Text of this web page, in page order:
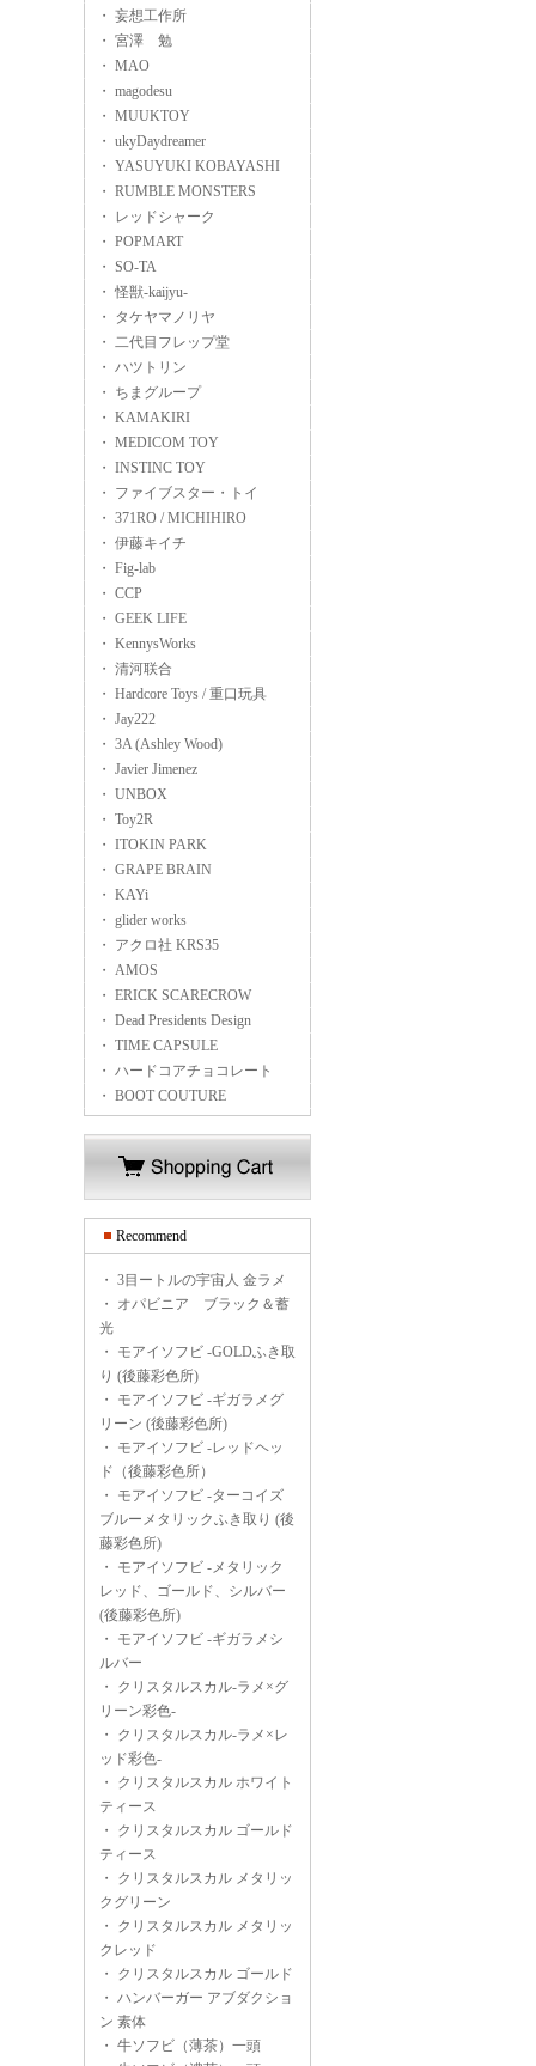
・ 妄想工作所
・ 宮澤 勉
・ MAO
・ magodesu
・ MUUKTOY
・ ukyDaydreamer
・ YASUYUKI KOBAYASHI
・ RUMBLE MONSTERS
・ レッドシャーク
・ POPMART
・ SO-TA
・ 怪獣-kaijyu-
・ タケヤマノリヤ
・ 二代目フレップ堂
・ ハツトリン
・ ちまグループ
・ KAMAKIRI
・ MEDICOM TOY
・ INSTINC TOY
・ ファイブスター・トイ
・ 371RO / MICHIHIRO
・ 伊藤キイチ
・ Fig-lab
・ CCP
・ GEEK LIFE
・ KennysWorks
・ 清河联合
・ Hardcore Toys / 重口玩具
・ Jay222
・ 3A (Ashley Wood)
・ Javier Jimenez
・ UNBOX
・ Toy2R
・ ITOKIN PARK
・ GRAPE BRAIN
・ KAYi
・ glider works
・ アクロ社 KRS35
・ AMOS
・ ERICK SCARECROW
・ Dead Presidents Design
・ TIME CAPSULE
・ ハードコアチョコレート
・ BOOT COUTURE
Recommend
・ 3目ートルの宇宙人 金ラメ
・ オパビニア ブラック＆蓄
光
・ モアイソフビ -GOLDふき取
り (後藤彩色所)
・ モアイソフビ -ギガラメグ
リーン (後藤彩色所)
・ モアイソフビ -レッドヘッ
ド（後藤彩色所）
・ モアイソフビ -ターコイズ
ブルーメタリックふき取り (後
藤彩色所)
・ モアイソフビ -メタリック
レッド、ゴールド、シルバー
(後藤彩色所)
・ モアイソフビ -ギガラメシ
ルバー
・ クリスタルスカル-ラメ×グ
リーン彩色-
・ クリスタルスカル-ラメ×レ
ッド彩色-
・ クリスタルスカル ホワイト
ティース
・ クリスタルスカル ゴールド
ティース
・ クリスタルスカル メタリッ
クグリーン
・ クリスタルスカル メタリッ
クレッド
・ クリスタルスカル ゴールド
・ ハンバーガー アブダクショ
ン 素体
・ 牛ソフビ（薄茶）一頭